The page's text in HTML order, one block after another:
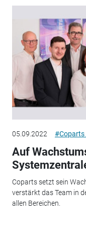
05.09.2022 #Coparts
Auf
Coparts setzt sein
verstärkt das Team in
allen Bereichen.